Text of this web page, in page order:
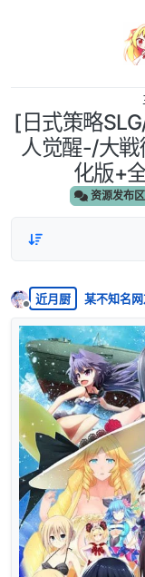
[日式策略
人觉醒-/大
化版+
资源发布区
离线
近月厨 某不知名